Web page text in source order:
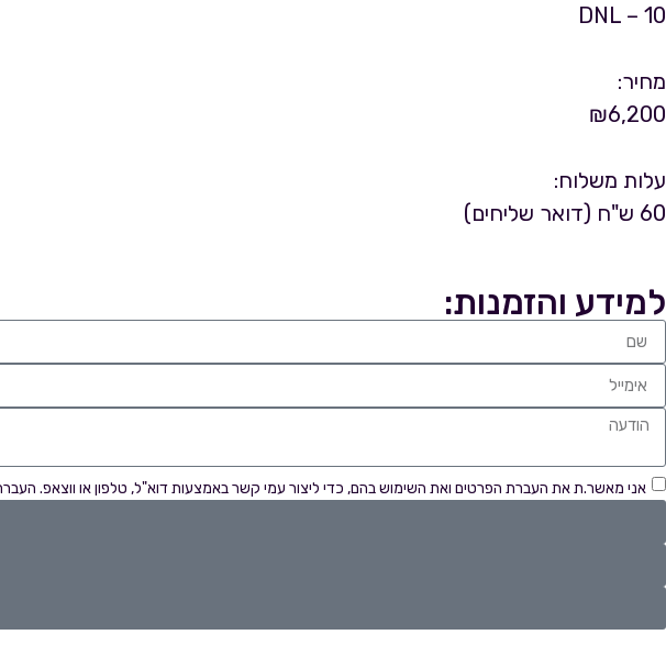
DNL – 10
מחיר:
₪6,200
עלות משלוח:
60 ש"ח (דואר שליחים)
למידע והזמנות:
אני מאשר.ת את העברת הפרטים ואת השימוש בהם, כדי ליצור עמי קשר באמצעות דוא"ל, טלפון או ווצאפ.